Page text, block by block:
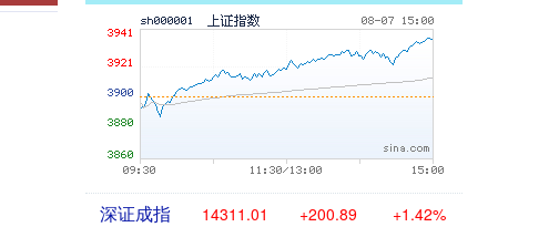
深证成指 14311.01 +200.89 +1.42%